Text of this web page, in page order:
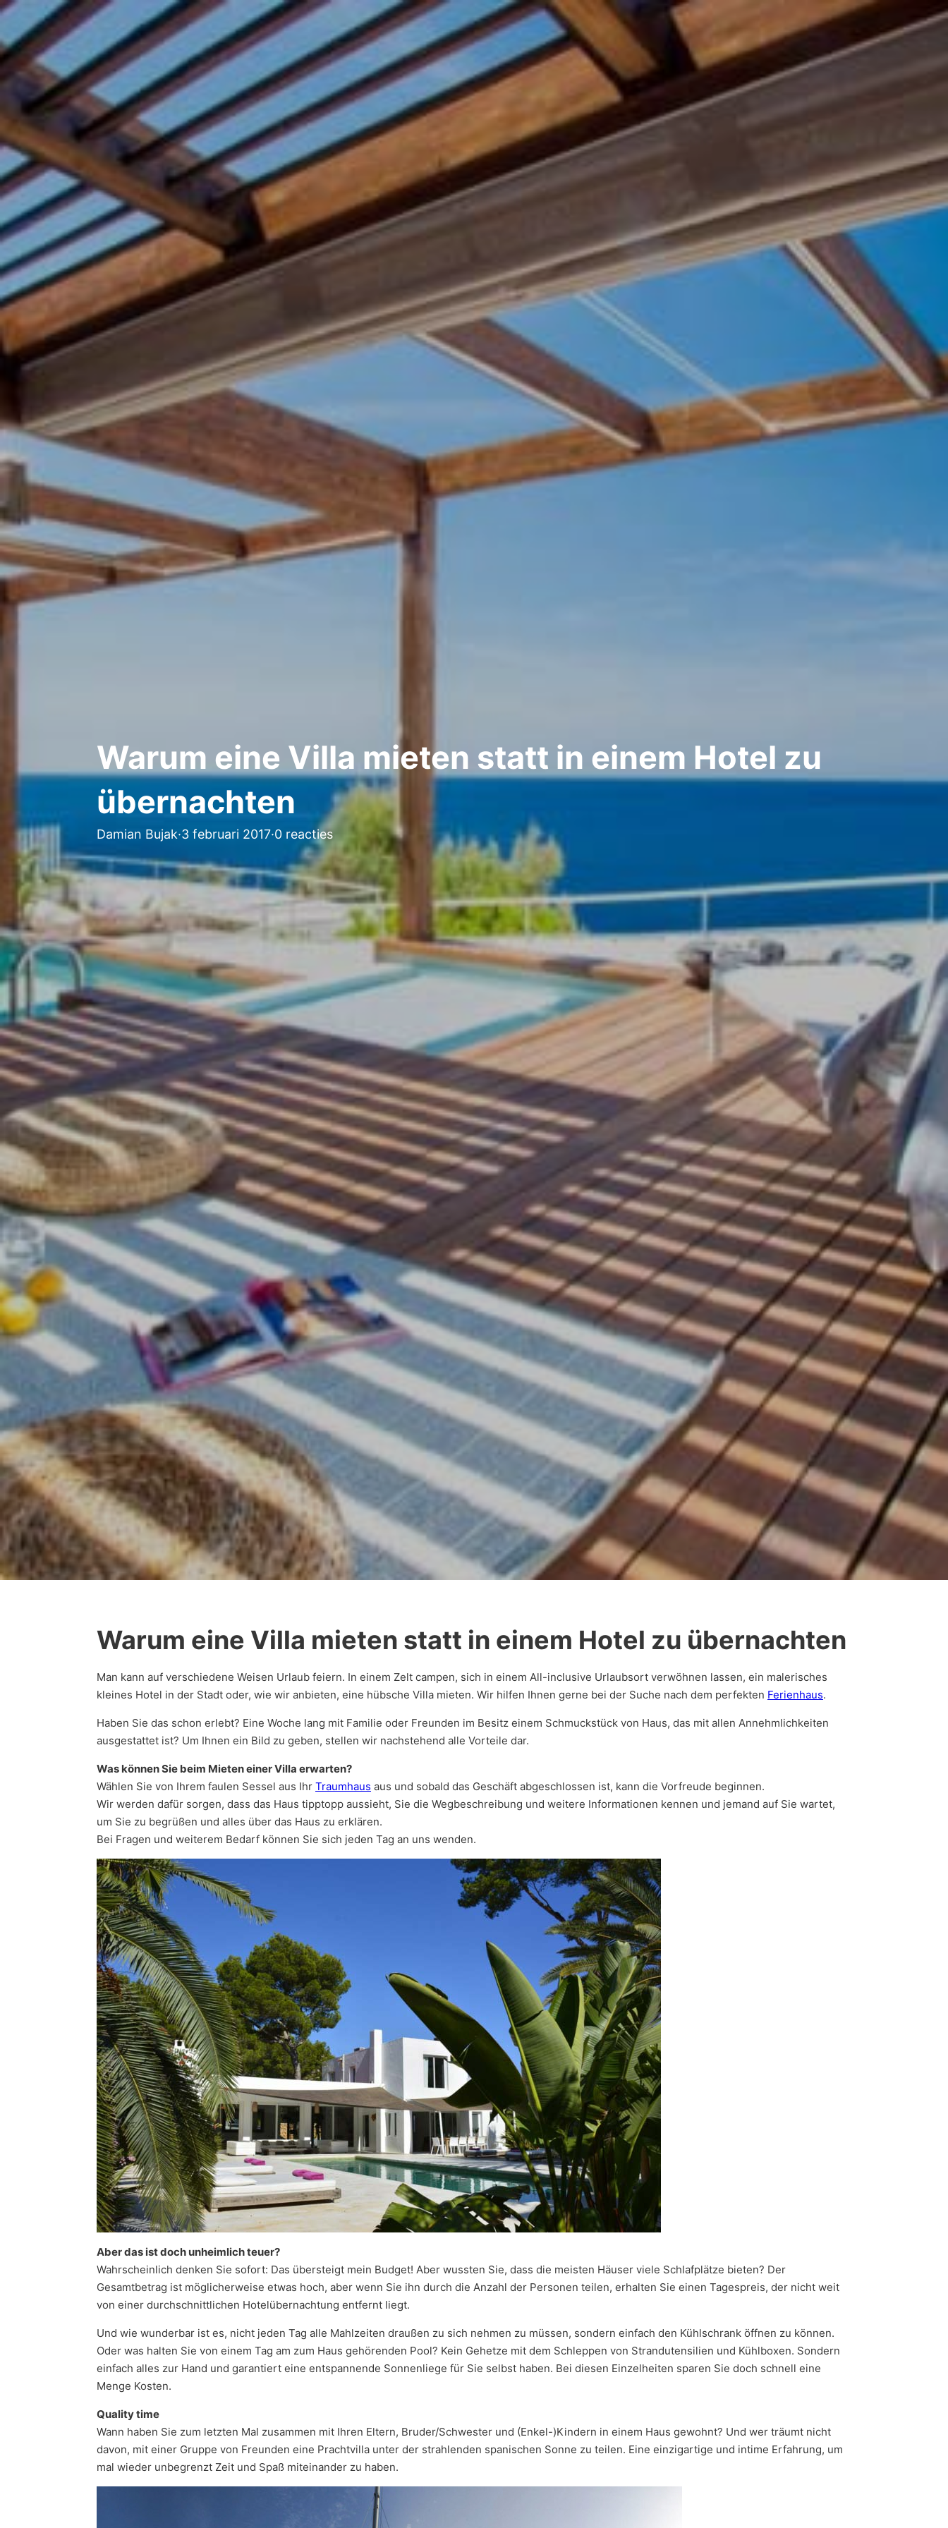
Warum eine Villa mieten statt in einem Hotel zu
übernachten
Damian Bujak·3 februari 2017·0 reacties
Warum eine Villa mieten statt in einem Hotel zu übernachten
Man kann auf verschiedene Weisen Urlaub feiern. In einem Zelt campen, sich in einem All-inclusive Urlaubsort verwöhnen lassen, ein malerisches
kleines Hotel in der Stadt oder, wie wir anbieten, eine hübsche Villa mieten. Wir hilfen Ihnen gerne bei der Suche nach dem perfekten Ferienhaus.
Haben Sie das schon erlebt? Eine Woche lang mit Familie oder Freunden im Besitz einem Schmuckstück von Haus, das mit allen Annehmlichkeiten
ausgestattet ist? Um Ihnen ein Bild zu geben, stellen wir nachstehend alle Vorteile dar.
Was können Sie beim Mieten einer Villa erwarten?
Wählen Sie von Ihrem faulen Sessel aus Ihr Traumhaus aus und sobald das Geschäft abgeschlossen ist, kann die Vorfreude beginnen.
Wir werden dafür sorgen, dass das Haus tipptopp aussieht, Sie die Wegbeschreibung und weitere Informationen kennen und jemand auf Sie wartet,
um Sie zu begrüßen und alles über das Haus zu erklären.
Bei Fragen und weiterem Bedarf können Sie sich jeden Tag an uns wenden.
Aber das ist doch unheimlich teuer?
Wahrscheinlich denken Sie sofort: Das übersteigt mein Budget! Aber wussten Sie, dass die meisten Häuser viele Schlafplätze bieten? Der
Gesamtbetrag ist möglicherweise etwas hoch, aber wenn Sie ihn durch die Anzahl der Personen teilen, erhalten Sie einen Tagespreis, der nicht weit
von einer durchschnittlichen Hotelübernachtung entfernt liegt.
Und wie wunderbar ist es, nicht jeden Tag alle Mahlzeiten draußen zu sich nehmen zu müssen, sondern einfach den Kühlschrank öffnen zu können.
Oder was halten Sie von einem Tag am zum Haus gehörenden Pool? Kein Gehetze mit dem Schleppen von Strandutensilien und Kühlboxen. Sondern
einfach alles zur Hand und garantiert eine entspannende Sonnenliege für Sie selbst haben. Bei diesen Einzelheiten sparen Sie doch schnell eine
Menge Kosten.
Quality time
Wann haben Sie zum letzten Mal zusammen mit Ihren Eltern, Bruder/Schwester und (Enkel-)Kindern in einem Haus gewohnt? Und wer träumt nicht
davon, mit einer Gruppe von Freunden eine Prachtvilla unter der strahlenden spanischen Sonne zu teilen. Eine einzigartige und intime Erfahrung, um
mal wieder unbegrenzt Zeit und Spaß miteinander zu haben.